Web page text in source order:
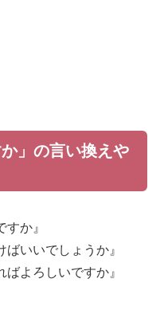
」の言い換えや
か』
ばいいでしょうか』
ばよろしいですか』